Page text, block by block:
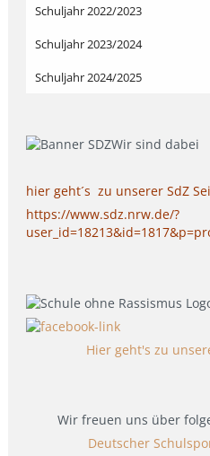
Schuljahr 2022/2023
Schuljahr 2023/2024
Schuljahr 2024/2025
hier geht´s zu unserer SdZ
https://www.sdz.nrw.de/?
Hier geht's zu
Wir freuen uns über
Deutscher